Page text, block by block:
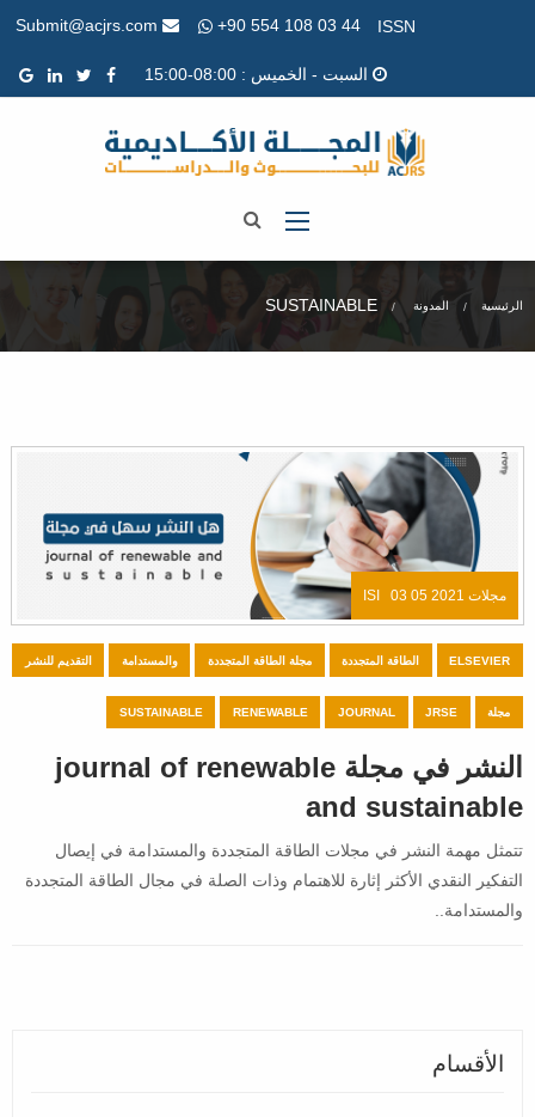
ISSN
+90 554 108 03 44
السبت - الخميس : 08:00-15:00
الرئيسية المدونة SUSTAINABLE
مجلات ISI 03 05 2021
ELSEVIER الطاقة المتجددة مجلة الطاقة المتجددة والمستدامة التقديم للنشر
مجلة JRSE
JOURNAL
RENEWABLE
SUSTAINABLE
النشر في مجلة journal of renewable
and sustainable
تتمثل مهمة النشر في مجلات الطاقة المتجددة والمستدامة في إيصال
التفكير النقدي الأكثر إثارة للاهتمام وذات الصلة في مجال الطاقة المتجددة
والمستدامة..
الأقسام